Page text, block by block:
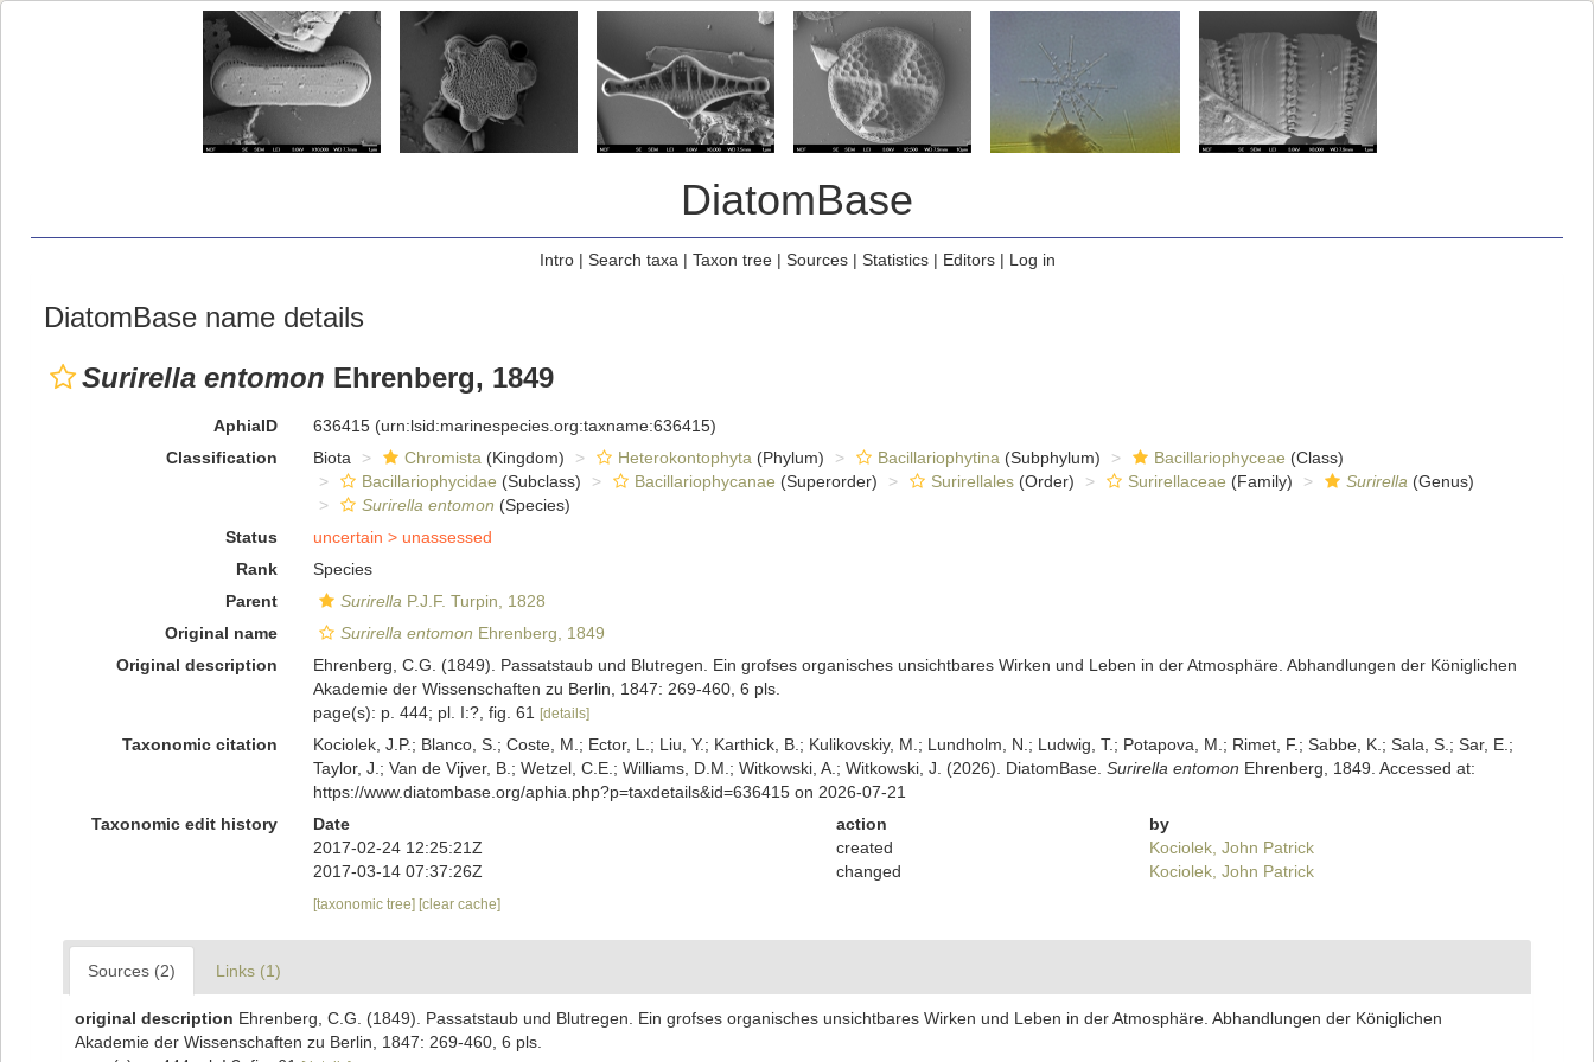
DiatomBase
Intro| Search taxa | Taxon tree| Sources| Statistics| Editors| Log in
DiatomBase name details
Surirella entomon Ehrenberg, 1849
AphiaID 636415 (urn:lsid:marinespecies.org:taxname:636415)
Classification
Biota Chromista (Kingdom) Heterokontophyta (Phylum) Bacillariophytina (Subphylum) Bacillariophyceae (Class)
Bacillariophycidae (Subclass) Bacillariophycanae (Superorder) Surirellales(Order) Surirellaceae (Family) Surirella (Genus)
Surirella entomon (Species)
Status
uncertain > unassessed
Rank
Species
Parent
Surirella P.J.F. Turpin, 1828
Original name
Surirella entomon Ehrenberg, 1849
Original description
Ehrenberg, C.G. (1849). Passatstaub und Blutregen. Ein grofses organisches unsichtbares Wirken und Leben in der Atmosphäre. Abhandlungen der Königlichen
Akademie der Wissenschaften zu Berlin, 1847: 269-460, 6 pls.
page(s): p. 444; pl. I:?, fig. 61
[details]
Taxonomic citation
Kociolek, J.P.; Blanco, S.; Coste, M.; Ector, L.; Liu, Y.; Karthick, B.; Kulikovskiy, M.; Lundholm, N.; Ludwig, T.; Potapova, M.; Rimet, F.; Sabbe, K.; Sala, S.; Sar, E.;
Taylor, J.; Van de Vijver, B.; Wetzel, C.E.; Williams, D.M.; Witkowski, A.; Witkowski, J. (2026). DiatomBase. Surirella entomon Ehrenberg, 1849. Accessed at:
https://www.diatombase.org/aphia.php?p=taxdetails&id=636415 on 2026-07-21
Taxonomic edit history
Date action
by
2017-02-24 12:25:21Z
created
Kociolek, John Patrick
2017-03-14 07:37:26Z
changed Kociolek, John Patrick
[taxonomic tree] [clear cache]
Sources (2) Links (1)
original description Ehrenberg, C.G. (1849). Passatstaub und Blutregen. Ein grofses organisches unsichtbares Wirken und Leben in der Atmosphäre. Abhandlungen der Königlichen
Akademie der Wissenschaften zu Berlin, 1847: 269-460, 6 pls.